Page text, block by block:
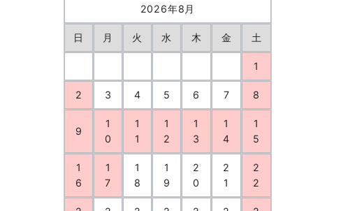
2026年8月
日 月 火 水 木 金 土
1
2 3 4 5 6 7 8
9
1
0
1
1
1
2
1
3
1
4
1
5
1
6
1
7
1
8
1
9
2
0
2
1
2
2